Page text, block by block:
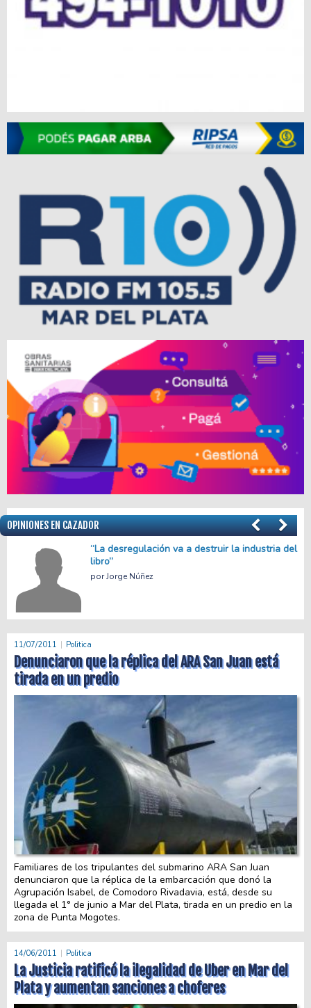
OPINIONES EN CAZADOR
Menos empleo, más precariedad
Facundo Apache Villalba
11/07/2011 Politica
Denunciaron que la réplica del ARA San Juan está
tirada en un predio
Familiares de los tripulantes del submarino ARA San Juan
denunciaron que la réplica de la embarcación que donó la
Agrupación Isabel, de Comodoro Rivadavia, está, desde su
llegada el 1° de junio a Mar del Plata, tirada en un predio en la
zona de Punta Mogotes.
14/06/2011 Politica
La Justicia ratificó la ilegalidad de Uber en Mar del
Plata y aumentan sanciones a choferes